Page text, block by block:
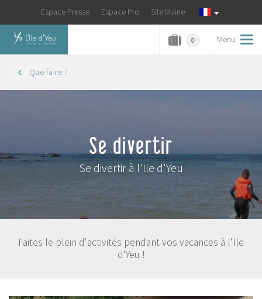
Espace Presse Espace Pro Site Mairie
Menu
0
Que faire ?
Se divertir
Se divertir à l'Ile d'Yeu
Faites le plein d'activités pendant vos vacances à l'Ile
d'Yeu !